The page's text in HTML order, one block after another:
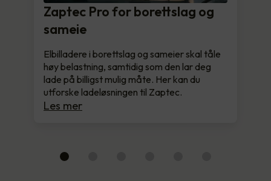
Zaptec Pro for borettslag og
sameie
Elbilladere i borettslag og sameier skal tåle
høy belastning, samtidig som den lar deg
lade på billigst mulig måte. Her kan du
utforske ladeløsningen til Zaptec.
Les mer